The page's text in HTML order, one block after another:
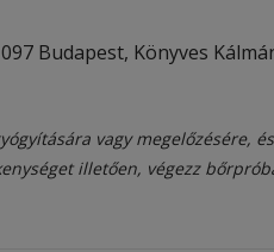
Budapest, Könyves
vagy megelőzésére,
illetően, végezz